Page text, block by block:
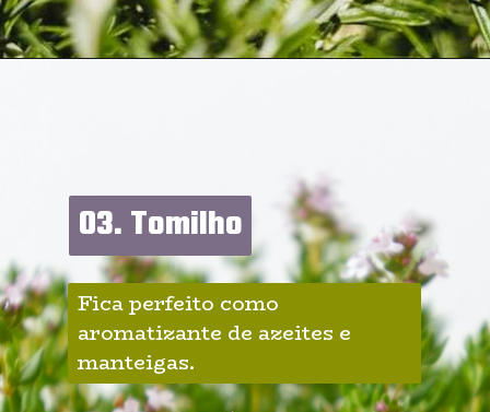
03. Tomilho
03. Tomilho
Fica perfeito como
aromatizante de azeites e
manteigas.